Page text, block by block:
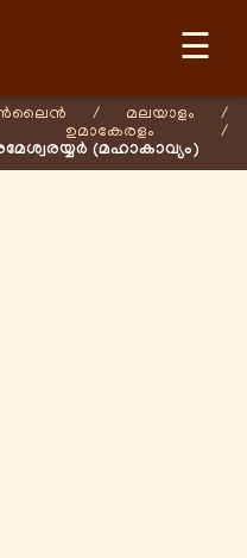
☰
/ മലയാളം
/
ഉമാകേരളം /
(മഹാകാവ്യം)